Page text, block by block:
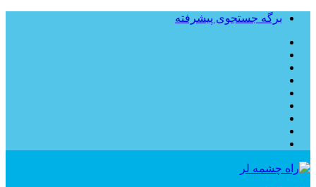
برگه جستجوی پیشرفته